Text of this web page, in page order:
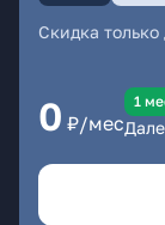
Скидка
0 ₽/мес
1